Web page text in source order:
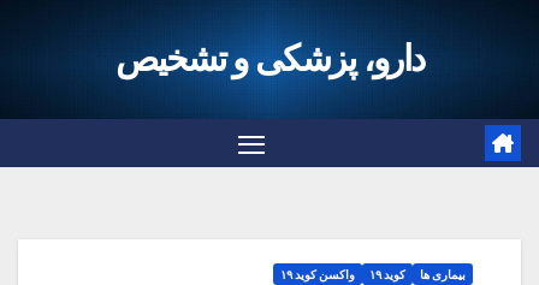
دارو، پزشکی و تشخیص
بیماری ها کوید ۱۹ واکسن کوید ۱۹